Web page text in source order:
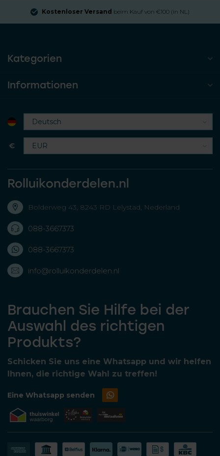
Kostenloser Versand beim Kauf von €100 (in NL)
Kategorien
Informationen
€
Rolluikonderdelen.nl
Bolderweg 43, 8243 RD Lelystad, Nederland
088-3667373
088-3667373
info@rolluikonderdelen.nl
Brauchen Sie Hilfe bei der
Auswahl des richtigen
Produkts?
Schicken Sie uns eine Whatsapp und wir helfen
Ihnen, die richtige Wahl zu treffen!
Eine Whatsapp senden